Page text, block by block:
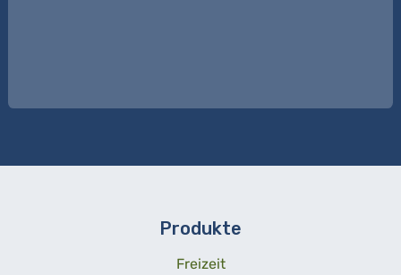
Produkte
Freizeit